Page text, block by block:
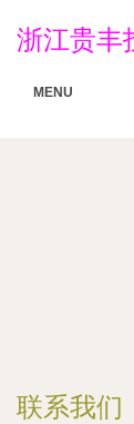
浙江贵丰
MENU
联系我们